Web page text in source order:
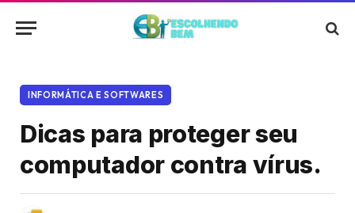
INFORMÁTICA E SOFTWARES
Dicas para proteger seu
computador contra vírus.